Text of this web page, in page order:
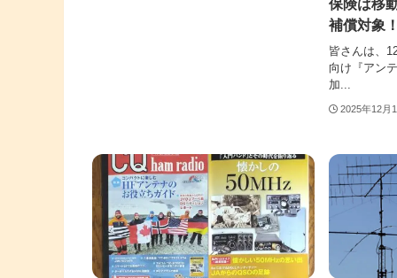
保険は移
補償対象
皆さんは、
向け『アン
加...
2025年12月